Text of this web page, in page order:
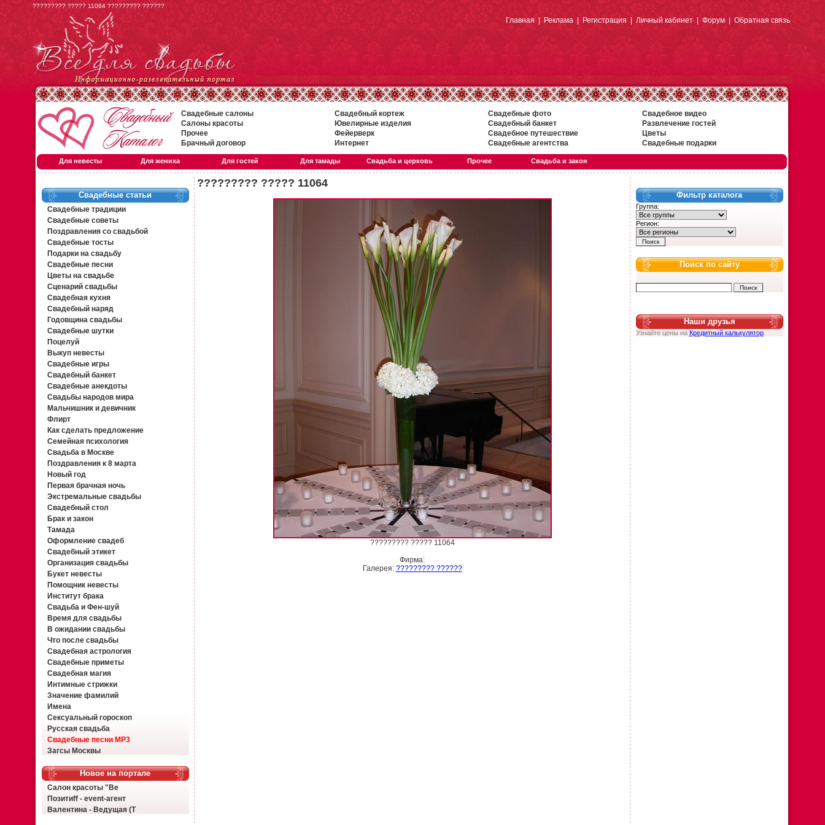
????????? ????? 11064 ????????? ??????
Главная|Реклама|Регистрация| Личный кабинет|Форум| Обратная связь
Свадебные салоны Свадебный кортеж Свадебные фото
Свадебное видео
Салоны красоты
Ювелирные изделия Свадебный банкет
Развлечение гостей
Прочее
Фейерверк Свадебное путешествие
Цветы
Брачный договор
Интернет Свадебные агентства Свадебные подарки
Для невесты Для жениха Для гостей Для тамады Свадьба и церковь Прочее Свадьба и закон
Свадебные статьи
Свадебные традиции
Свадебные советы
Поздравления со свадьбой
Свадебные тосты
Подарки на свадьбу
Свадебные песни
Цветы на свадьбе
Сценарий свадьбы
Свадебная кухня
Свадебный наряд
Годовщина свадьбы
Свадебные шутки
Поцелуй
Выкуп невесты
Свадебные игры
Свадебный банкет
Свадебные анекдоты
Свадьбы народов мира
Мальчишник и девичник
Флирт
Как сделать предложение
Семейная психология
Свадьба в Москве
Поздравления к 8 марта
Новый год
Первая брачная ночь
Экстремальные свадьбы
Свадебный стол
Брак и закон
Тамада
Оформление свадеб
Свадебный этикет
Организация свадьбы
Букет невесты
Помощник невесты
Институт брака
Свадьба и Фен-шуй
Время для свадьбы
В ожидании свадьбы
Что после свадьбы
Свадебная астрология
Свадебные приметы
Свадебная магия
Интимные стрижки
Значение фамилий
Имена
Сексуальный гороскоп
Русская свадьба
Свадебные песни MP3
Загсы Москвы
Новое на портале
Салон красоты "Ве
Позитиff - event-агент
Валентина - Ведущая (Т
????????? ????? 11064
????????? ????? 11064
Фирма:
Галерея: ????????? ??????
Фильтр каталога
Группа:
Регион:
Поиск по сайту
Наши друзья
Узнайте цены на Кредитный калькулятор.